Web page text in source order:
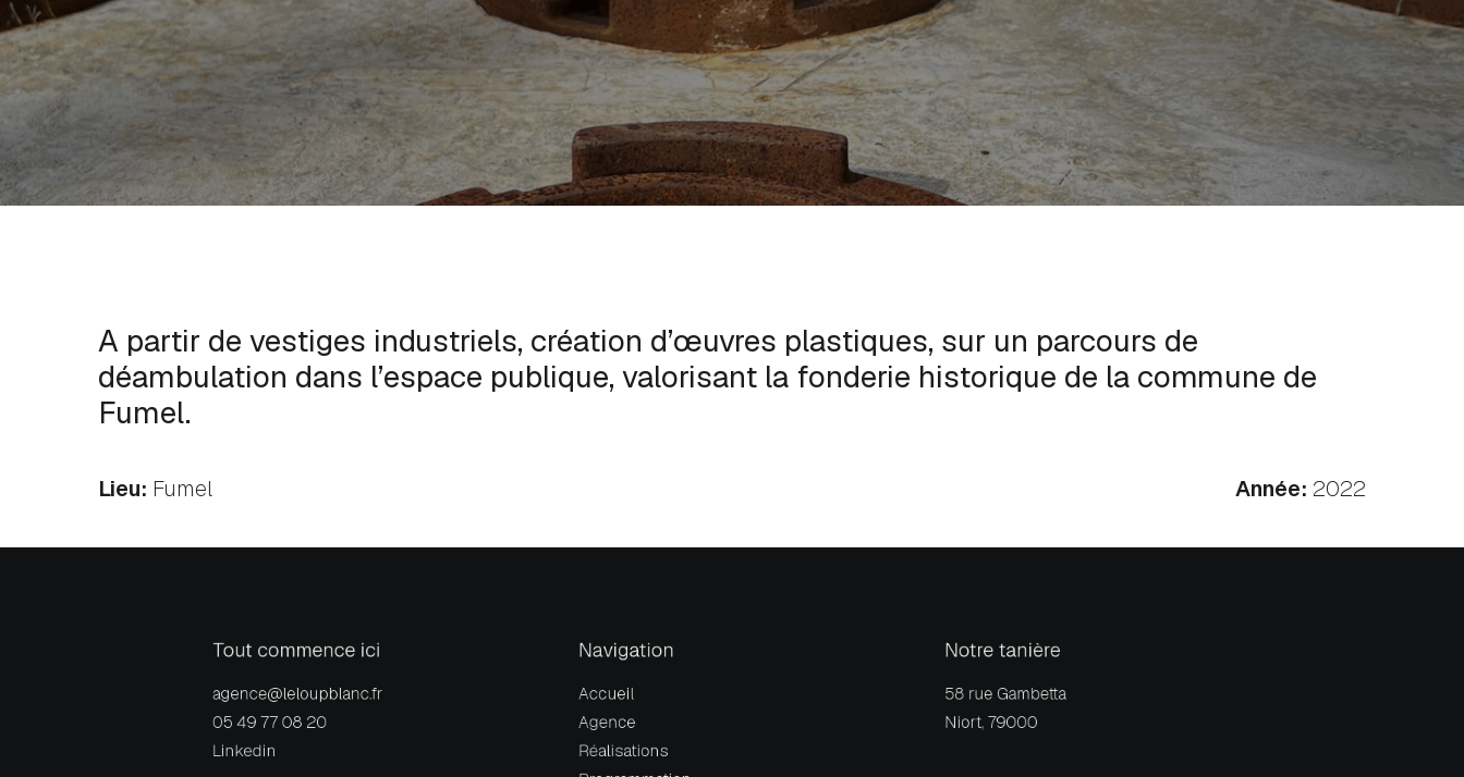
A partir de vestiges industriels, création d’œuvres plastiques, sur un parcours de
déambulation dans l’espace publique, valorisant la fonderie historique de la commune de
Fumel.
Lieu: Fumel Année: 2022
Tout commence ici
agence@leloupblanc.fr
05 49 77 08 20
Linkedin
Navigation
Accueil
Agence
Réalisations
Notre tanière
58 rue Gambetta
Niort, 79000